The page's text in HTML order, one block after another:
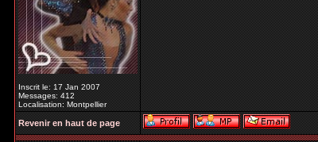
Inscrit le: 17 Jan 2007
Messages: 412
Localisation: Montpellier
Revenir en haut de page